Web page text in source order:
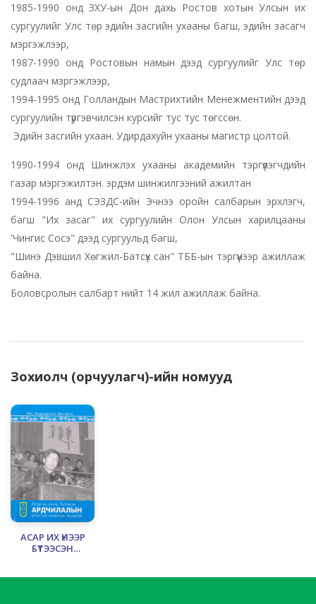
1985-1990 онд ЗХУ-ын Дон дахь Ростов хотын Улсын их
сургуулийг Улс төр эдийн засгийн ухааны багш, эдийн засагч
мэргэжлээр,
1987-1990 онд Ростовын намын дээд сургуулийг Улс төр
судлаач мзргэжлээр,
1994-1995 онд Голландын Мастрихтийн Менежментийн дээд
сургуулийн түргэвчилсэн курсийг тус тус төгссөн.
Эдийн засгийн ухаан. Удирдахуйн ухааны магистр цолтой.
1990-1994 онд Шинжлэх ухааны академийн тэргүүлэгчдийн
газар мэргэжилтэн. эрдэм шинжилгээний ажилтан
1994-1996 анд СЭЗДС-ийн Эчнээ оройн салбарын эрхлэгч,
багш "Их засаг" их сургуулийн Олон Улсын харилцааны
'Чингис Сосэ" дээд сургуульд багш,
"Шинэ Дэвшил Хөгжил-Батсүх сан" ТББ-ын тэргүүнээр ажиллаж
байна.
Боловсролын салбарт нийт 14 жил ажиллаж байна.
Зохиолч (орчуулагч)-ийн номууд
АСАР ИХ ҮНЭЭР
БҮТЭЭСЭН